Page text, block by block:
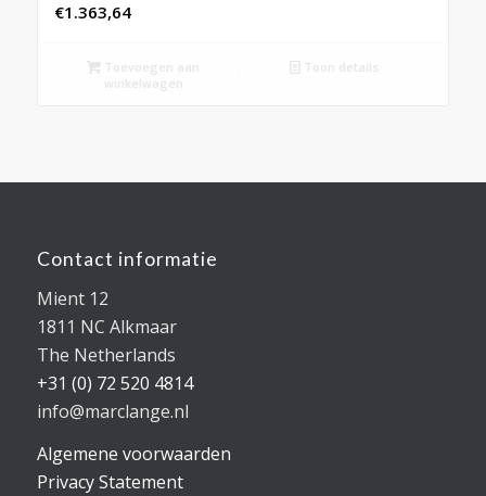
€1.363,64
Toevoegen aan
winkelwagen
Toon details
Contact informatie
Mient 12
1811 NC Alkmaar
The Netherlands
+31 (0) 72 520 4814
info@marclange.nl
Algemene voorwaarden
Privacy Statement